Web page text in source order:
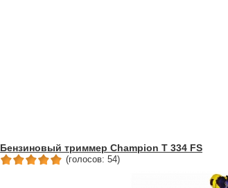
Бензиновый триммер Champion T 334 FS
(голосов: 54)